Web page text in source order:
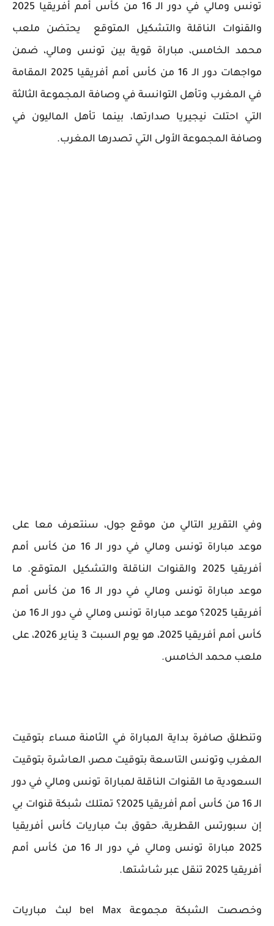
تونس ومالي في دور الـ 16 من كأس أمم أفريقيا 2025
والقنوات الناقلة والتشكيل المتوقع يحتضن ملعب
محمد الخامس، مباراة قوية بين تونس ومالي، ضمن
مواجهات دور الـ 16 من كأس أمم أفريقيا 2025 المقامة
في المغرب وتأهل التوانسة في وصافة المجموعة الثالثة
التي احتلت نيجيريا صدارتها، بينما تأهل الماليون في
وصافة المجموعة الأولى التي تصدرها المغرب.
وفي التقرير التالي من موقع جول، سنتعرف معا على
موعد مباراة تونس ومالي في دور الـ 16 من كأس أمم
أفريقيا 2025 والقنوات الناقلة والتشكيل المتوقع. ما
موعد مباراة تونس ومالي في دور الـ 16 من كأس أمم
أفريقيا 2025؟ موعد مباراة تونس ومالي في دور الـ 16 من
كأس أمم أفريقيا 2025، هو يوم السبت 3 يناير 2026، على
ملعب محمد الخامس.
وتنطلق صافرة بداية المباراة في الثامنة مساء بتوقيت
المغرب وتونس التاسعة بتوقيت مصر، العاشرة بتوقيت
السعودية ما القنوات الناقلة لمباراة تونس ومالي في دور
الـ 16 من كأس أمم أفريقيا 2025؟ تمتلك شبكة قنوات بي
إن سبورتس القطرية، حقوق بث مباريات كأس أفريقيا
2025 مباراة تونس ومالي في دور الـ 16 من كأس أمم
أفريقيا 2025 تنقل عبر شاشتها.
وخصصت الشبكة مجموعة bel Max لبث مباريات